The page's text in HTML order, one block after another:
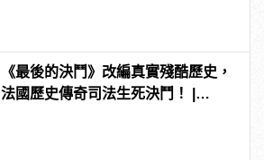
《最後的決鬥》改編真實殘酷歷史，
法國歷史傳奇司法生死決鬥！ |